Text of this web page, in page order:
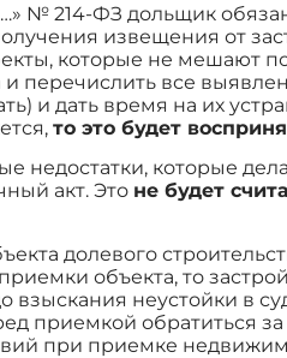
№ 214-ФЗ дольщик
извещения от
которые не мешают
перечислить все
и дать время на их
то это будет
недостатки, которые
акт. Это не будет
долевого
объекта, то
неустойки в
приемкой обратиться
при приемке